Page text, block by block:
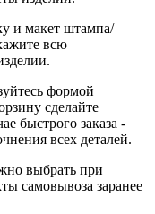
и макет штампа/
всю
формой
сделайте
быстрого заказа -
всех деталей.
выбрать при
самовывоза заранее